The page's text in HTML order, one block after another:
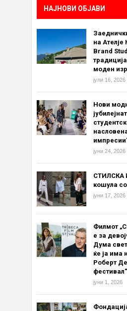
НАЈНОВИ ОБЈАВИ
на Ателје
Brand
моден
јули 16, 2026
Нови
јуни 24, 2026
СТИЛСКА
кошула
јуни 17, 2026
Филмот
е за
Дума
ќе ја има
Роберт
јуни 1, 2026